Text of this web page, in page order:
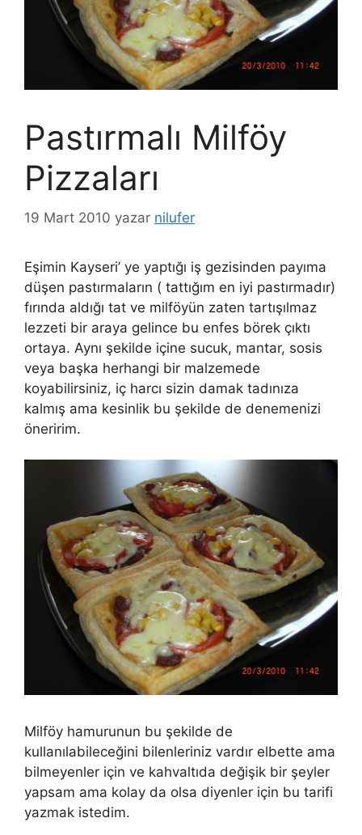
Pastırmalı Milföy
Pizzaları
19 Mart 2010 yazar nilufer
Eşimin Kayseri’ ye yaptığı iş gezisinden payıma
düşen pastırmaların ( tattığım en iyi pastırmadır)
fırında aldığı tat ve milföyün zaten tartışılmaz
lezzeti bir araya gelince bu enfes börek çıktı
ortaya. Aynı şekilde içine sucuk, mantar, sosis
veya başka herhangi bir malzemede
koyabilirsiniz, iç harcı sizin damak tadınıza
kalmış ama kesinlik bu şekilde de denemenizi
öneririm.
Milföy hamurunun bu şekilde de
kullanılabileceğini bilenleriniz vardır elbette ama
bilmeyenler için ve kahvaltıda değişik bir şeyler
yapsam ama kolay da olsa diyenler için bu tarifi
yazmak istedim.